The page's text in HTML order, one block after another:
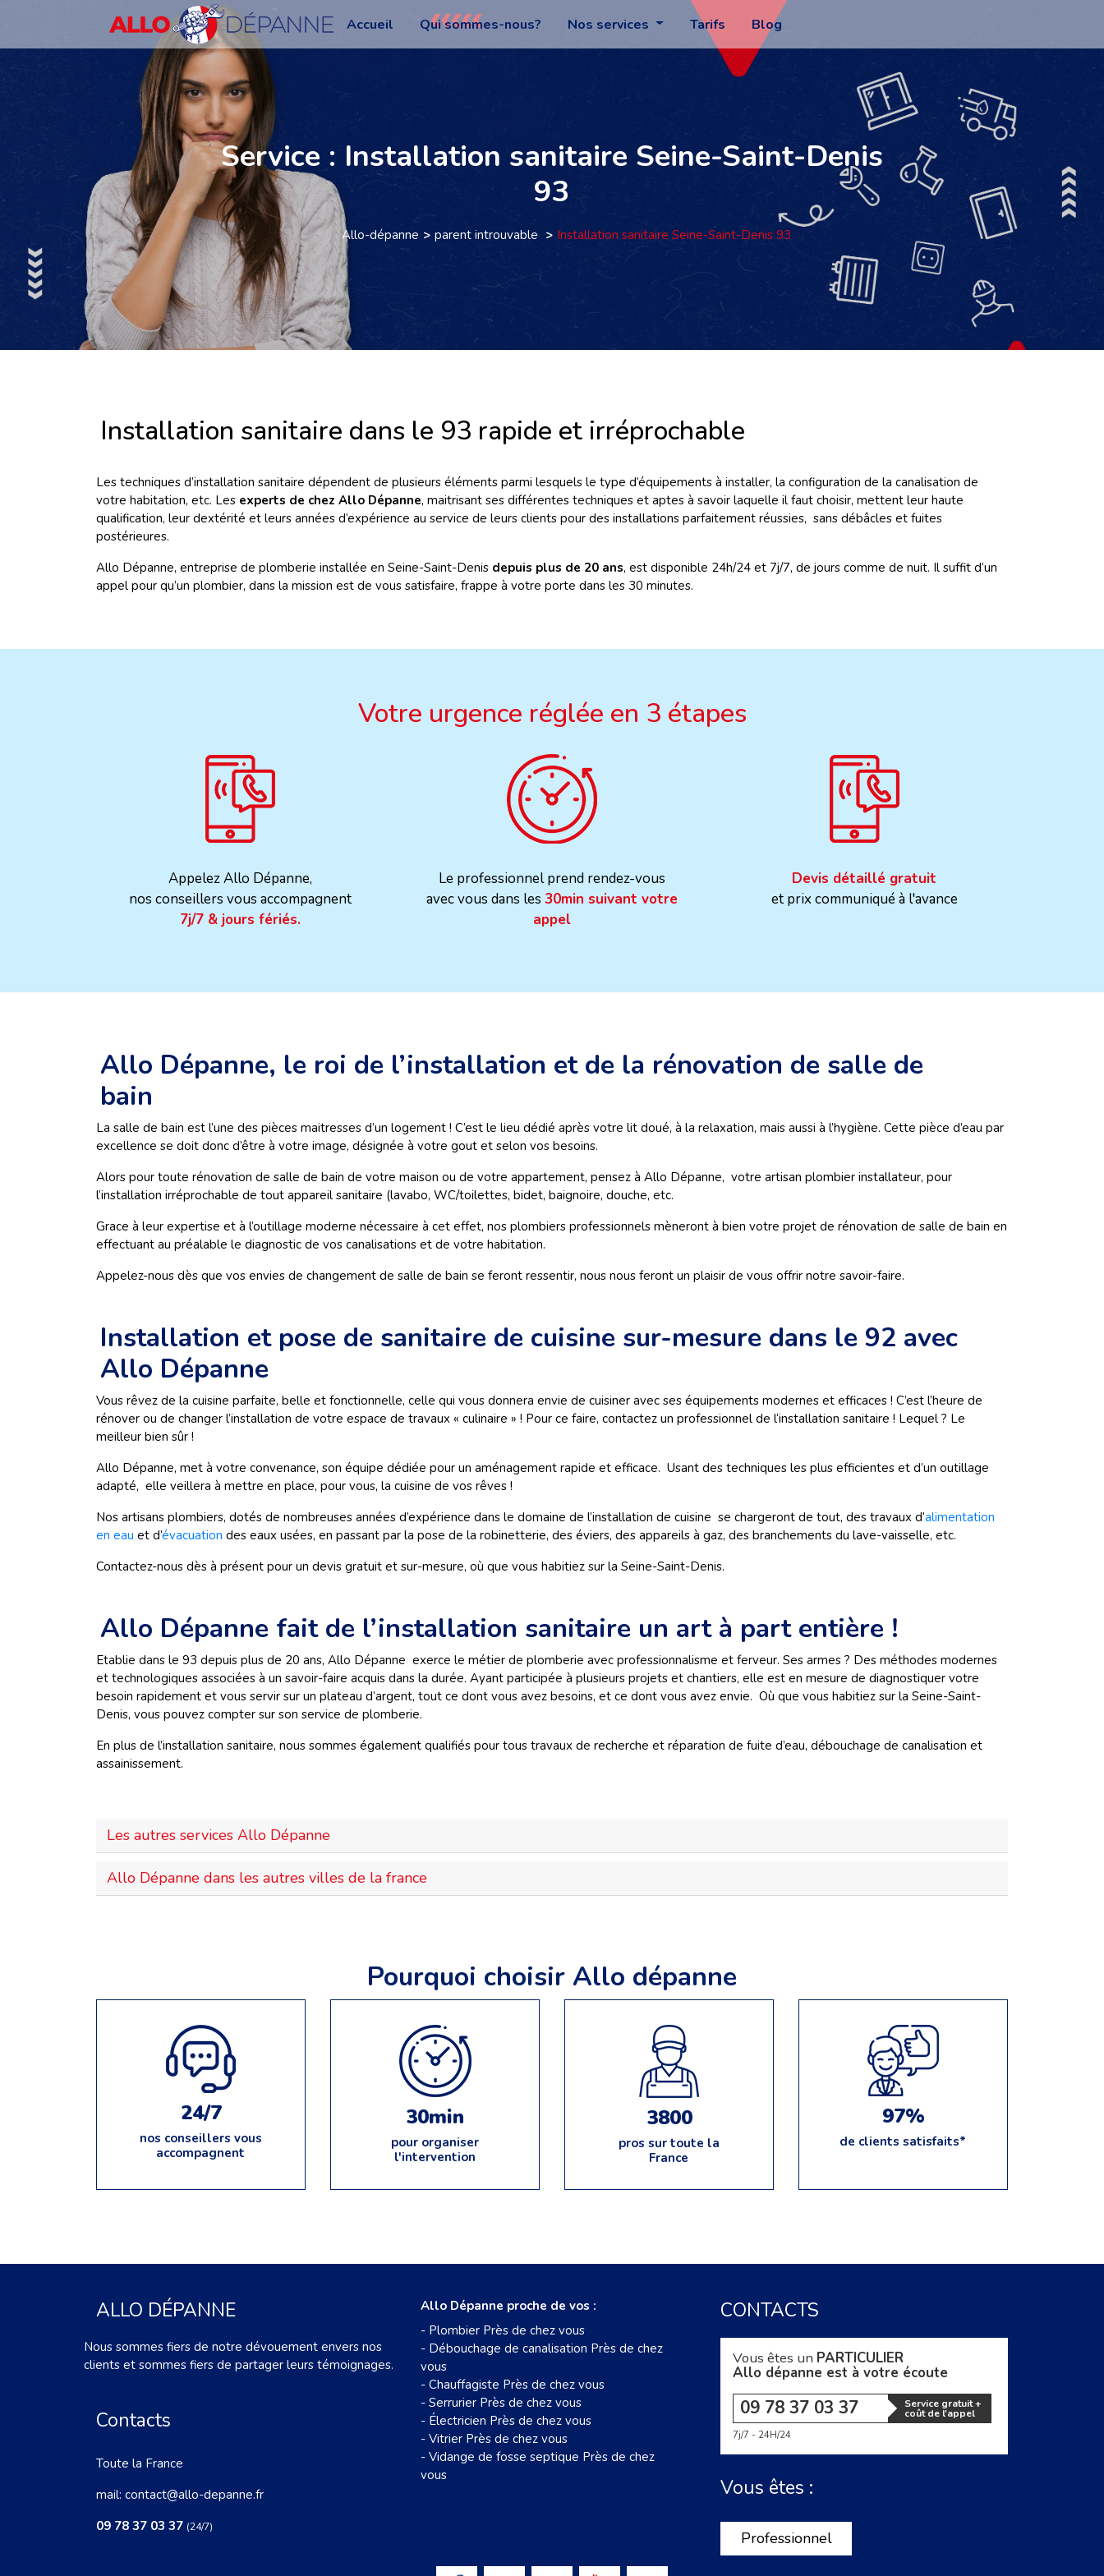
Accueil Qui sommes-nous? Nos services Tarifs Blog
Service : Installation sanitaire Seine-Saint-Denis
93
Allo-dépanne parent introuvable Installation sanitaire Seine-Saint-Denis 93
Installation sanitaire dans le 93 rapide et irréprochable
Les techniques d’installation sanitaire dépendent de plusieurs éléments parmi lesquels le type d’équipements à installer, la configuration de la canalisation de
votre habitation, etc. Les experts de chez Allo Dépanne, maitrisant ses différentes techniques et aptes à savoir laquelle il faut choisir, mettent leur haute
qualification, leur dextérité et leurs années d’expérience au service de leurs clients pour des installations parfaitement réussies, sans débâcles et fuites
postérieures.
Allo Dépanne, entreprise de plomberie installée en Seine-Saint-Denis depuis plus de 20 ans, est disponible 24h/24 et 7j/7, de jours comme de nuit. Il suffit d’un
appel pour qu’un plombier, dans la mission est de vous satisfaire, frappe à votre porte dans les 30 minutes.
Votre urgence réglée en 3 étapes
Appelez Allo Dépanne,
nos conseillers vous accompagnent
7j/7 & jours fériés.
Le professionnel prend rendez-vous
avec vous dans les 30min suivant votre
appel
Devis détaillé gratuit
et prix communiqué à l'avance
Allo Dépanne, le roi de l’installation et de la rénovation de salle de
bain
La salle de bain est l’une des pièces maitresses d’un logement ! C’est le lieu dédié après votre lit doué, à la relaxation, mais aussi à l’hygiène. Cette pièce d’eau par
excellence se doit donc d’être à votre image, désignée à votre gout et selon vos besoins.
Alors pour toute rénovation de salle de bain de votre maison ou de votre appartement, pensez à Allo Dépanne, votre artisan plombier installateur, pour
l‘installation irréprochable de tout appareil sanitaire (lavabo, WC/toilettes, bidet, baignoire, douche, etc.
Grace à leur expertise et à l’outillage moderne nécessaire à cet effet, nos plombiers professionnels mèneront à bien votre projet de rénovation de salle de bain en
effectuant au préalable le diagnostic de vos canalisations et de votre habitation.
Appelez-nous dès que vos envies de changement de salle de bain se feront ressentir, nous nous feront un plaisir de vous offrir notre savoir-faire.
Installation et pose de sanitaire de cuisine sur-mesure dans le 92 avec
Allo Dépanne
Vous rêvez de la cuisine parfaite, belle et fonctionnelle, celle qui vous donnera envie de cuisiner avec ses équipements modernes et efficaces ! C’est l’heure de
rénover ou de changer l’installation de votre espace de travaux « culinaire » ! Pour ce faire, contactez un professionnel de l‘installation sanitaire ! Lequel ? Le
meilleur bien sûr !
Allo Dépanne, met à votre convenance, son équipe dédiée pour un aménagement rapide et efficace. Usant des techniques les plus efficientes et d’un outillage
adapté, elle veillera à mettre en place, pour vous, la cuisine de vos rêves !
Nos artisans plombiers, dotés de nombreuses années d’expérience dans le domaine de l’installation de cuisine se chargeront de tout, des travaux d’alimentation
en eau et d’évacuation des eaux usées, en passant par la pose de la robinetterie, des éviers, des appareils à gaz, des branchements du lave-vaisselle, etc.
Contactez-nous dès à présent pour un devis gratuit et sur-mesure, où que vous habitiez sur la Seine-Saint-Denis.
Allo Dépanne fait de l’installation sanitaire un art à part entière !
Etablie dans le 93 depuis plus de 20 ans, Allo Dépanne exerce le métier de plomberie avec professionnalisme et ferveur. Ses armes ? Des méthodes modernes
et technologiques associées à un savoir-faire acquis dans la durée. Ayant participée à plusieurs projets et chantiers, elle est en mesure de diagnostiquer votre
besoin rapidement et vous servir sur un plateau d’argent, tout ce dont vous avez besoins, et ce dont vous avez envie. Où que vous habitiez sur la Seine-Saint-
Denis, vous pouvez compter sur son service de plomberie.
En plus de l’installation sanitaire, nous sommes également qualifiés pour tous travaux de recherche et réparation de fuite d’eau, débouchage de canalisation et
assainissement.
Les autres services Allo Dépanne
Allo Dépanne dans les autres villes de la france
Pourquoi choisir Allo dépanne
24/7
nos conseillers vous
accompagnent
30min
pour organiser
l'intervention
3800
pros sur toute la
France
97%
de clients satisfaits*
ALLO DÉPANNE
Nous sommes fiers de notre dévouement envers nos
clients et sommes fiers de partager leurs témoignages.
Contacts
Toute la France
mail: contact@allo-depanne.fr
09 78 37 03 37 (24/7)
Allo Dépanne proche de vos :
- Plombier Près de chez vous
- Débouchage de canalisation Près de chez
vous
- Chauffagiste Près de chez vous
- Serrurier Près de chez vous
- Électricien Près de chez vous
- Vitrier Près de chez vous
- Vidange de fosse septique Près de chez
vous
CONTACTS
Vous êtes un PARTICULIER
Allo dépanne est à votre écoute
09 78 37 03 37 Service gratuit +
coût de l'appel
7j/7 - 24H/24
Vous êtes :
Professionnel